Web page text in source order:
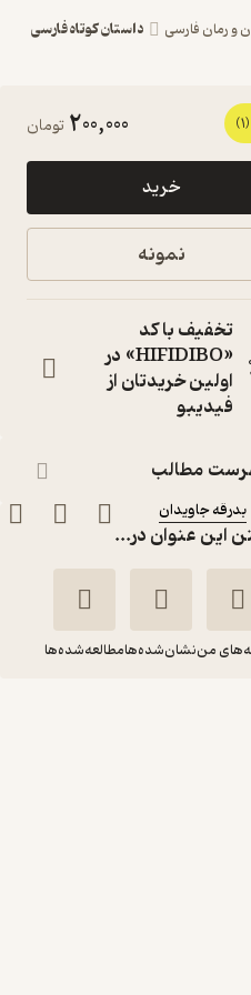
رمان فارسی داستان کوتاه فارسی
زند
اثر
نشر بدرقه
کتاب
متنی
هدایت
:
جاویدان
200,000 تومان
خرید
نمونه
تخفیف با کد
«HIFIDIBO» در
خریدتان از
فیدیبو
مطالب
این عنوان در...
من نشان‌شده‌هامطالعه‌شده‌ها